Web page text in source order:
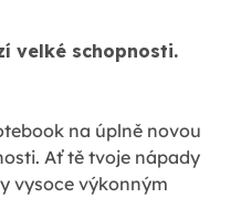
velké schopnosti.
na úplně novou
Ať tě tvoje nápady
vysoce výkonným